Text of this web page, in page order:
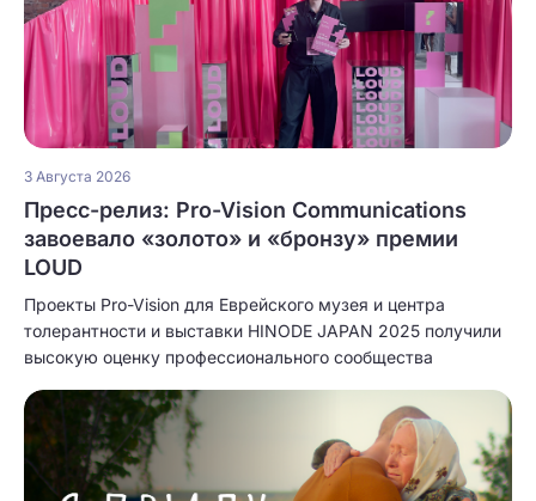
3 Августа 2026
Пресс-релиз: Pro-Vision Communications
завоевало «золото» и «бронзу» премии
LOUD
Проекты Pro-Vision для Еврейского музея и центра
толерантности и выставки HINODE JAPAN 2025 получили
высокую оценку профессионального сообщества